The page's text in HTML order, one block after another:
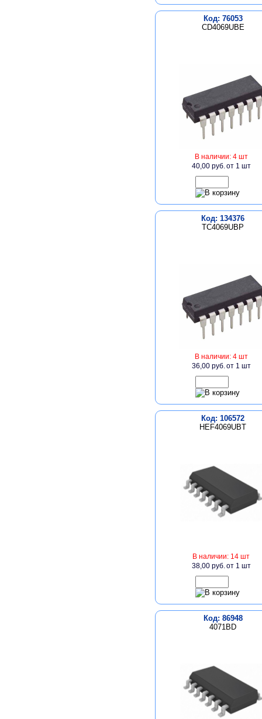
Код: 76053
CD4069UBE
В наличии: 4 шт
40,00 руб.от 1 шт
Код: 134376
TC4069UBP
В наличии: 4 шт
36,00 руб.от 1 шт
Код: 106572
HEF4069UBT
В наличии: 14 шт
38,00 руб.от 1 шт
Код: 86948
4071BD